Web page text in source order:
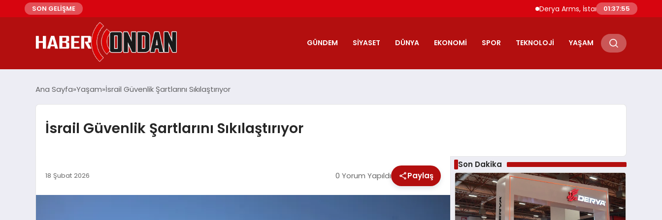
SON GELİŞME Derya Arms, İstanbul Prohunt
01:37:55
GÜNDEM SIYASET DÜNYA EKONOMI SPOR TEKNOLOJI YAŞAM
Ana Sayfa Yaşam İsrail Güvenlik Şartlarını Sıkılaştırıyor
İsrail Güvenlik Şartlarını Sıkılaştırıyor
18 Şubat 2026 0 Yorum Yapıldı Paylaş
Son Dakika